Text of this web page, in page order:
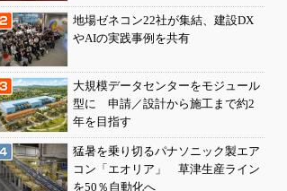
地場ゼネコン22社が集結、建設DX
やAIの実践事例を共有
大規模データセンターをモジュール
型に 申請／設計から施工まで約2
年を目指す
猛暑を乗り切るパナソニック製エア
コン「エオリア」 草津生産ライン
を50％自動化へ